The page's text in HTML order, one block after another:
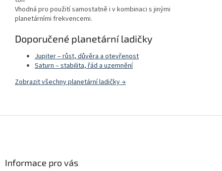
Vhodná pro použití samostatně i v kombinaci s jinými
planetárními frekvencemi.
Doporučené planetární ladičky
Jupiter – růst, důvěra a otevřenost
Saturn – stabilita, řád a uzemnění
Zobrazit všechny planetární ladičky →
Informace pro vás